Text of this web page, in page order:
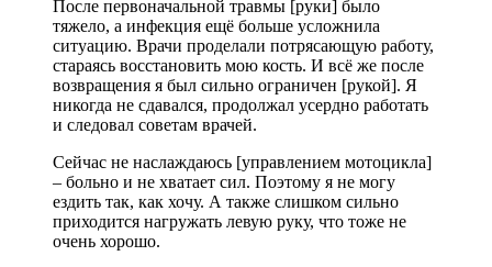
После первоначальной травмы [руки] было
тяжело, а инфекция ещё больше усложнила
ситуацию. Врачи проделали потрясающую работу,
стараясь восстановить мою кость. И всё же после
возвращения я был сильно ограничен [рукой]. Я
никогда не сдавался, продолжал усердно работать
и следовал советам врачей.
Сейчас не наслаждаюсь [управлением мотоцикла]
– больно и не хватает сил. Поэтому я не могу
ездить так, как хочу. А также слишком сильно
приходится нагружать левую руку, что тоже не
очень хорошо.